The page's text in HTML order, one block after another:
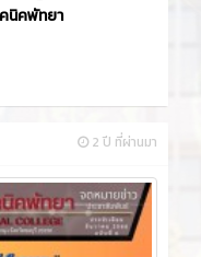
นิคพัทยา
2 ปี ที่ผ่านมา